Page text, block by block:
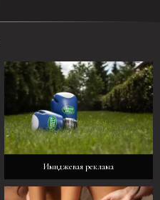
Имиджевая реклама